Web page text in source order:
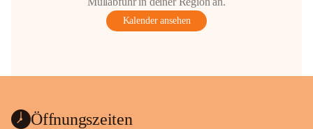
Kalender ansehen
Öffnungszeiten